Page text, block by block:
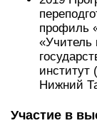
профиль
«Учитель
Нижний
Участие в